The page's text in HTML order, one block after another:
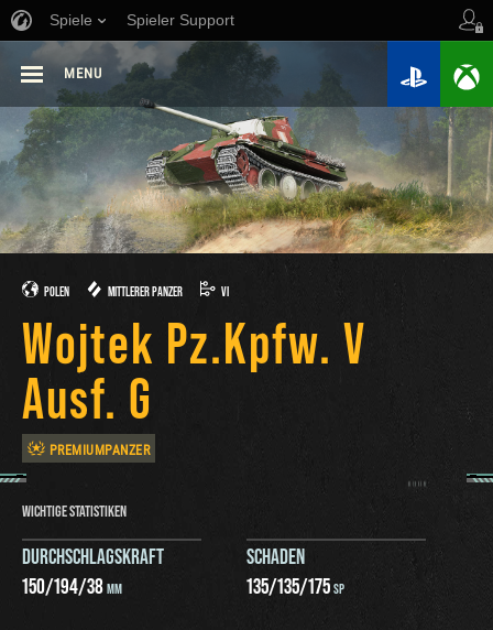
Spiele Spieler Support
MENU
POLEN MITTLERER PANZER VI
Wojtek Pz.Kpfw. V
Ausf. G
PREMIUMPANZER
WICHTIGE STATISTIKEN
DURCHSCHLAGSKRAFT
150/194/38MM
SCHADEN
135/135/175SP